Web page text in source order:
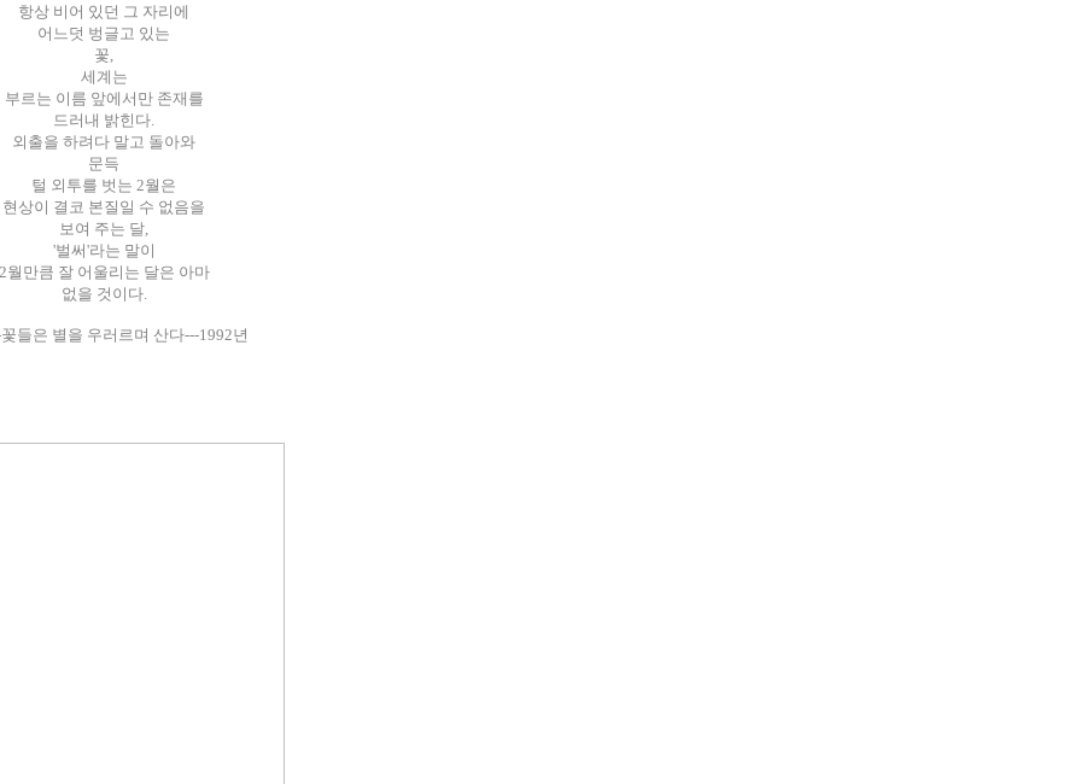
항상 비어 있던 그 자리에
어느덧 벙글고 있는
꽃,
세계는
부르는 이름 앞에서만 존재를
드러내 밝힌다.
외출을 하려다 말고 돌아와
문득
털 외투를 벗는 2월은
현상이 결코 본질일 수 없음을
보여 주는 달,
'벌써'라는 말이
월만큼 잘 어울리는 달은 아마
없을 것이다.
들은 별을 우러르며 산다---1992년